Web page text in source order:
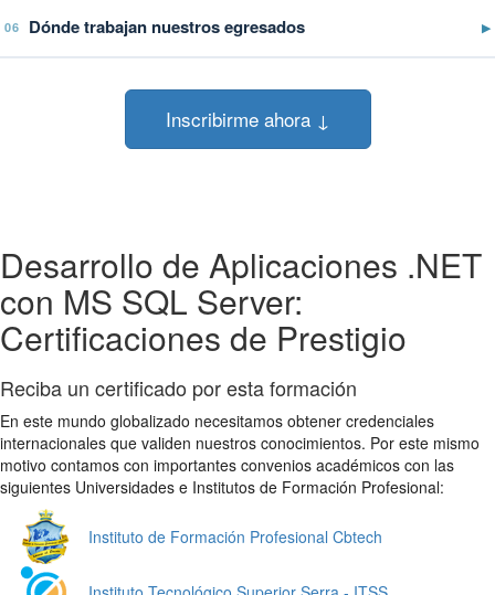
06 Dónde trabajan nuestros egresados ▶
Inscribirme ahora ↓
Desarrollo de Aplicaciones .NET
con MS SQL Server:
Certificaciones de Prestigio
Reciba un certificado por esta formación
En este mundo globalizado necesitamos obtener credenciales
internacionales que validen nuestros conocimientos. Por este mismo
motivo contamos con importantes convenios académicos con las
siguientes Universidades e Institutos de Formación Profesional:
Instituto de Formación Profesional Cbtech